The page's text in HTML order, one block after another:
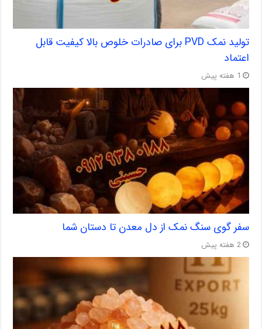
تولید نمک PVD برای صادرات خلوص بالا کیفیت قابل
اعتماد
1 هفته پیش
سفر گوی سنگ نمک از دل معدن تا دستان شما
2 هفته پیش